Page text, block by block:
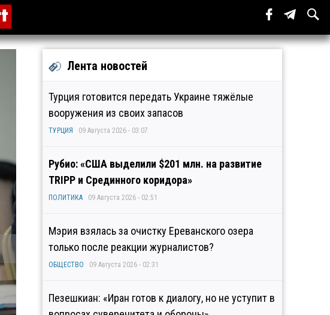
Лента новостей
Турция готовится передать Украине тяжёлые
вооружения из своих запасов
ТУРЦИЯ 09 Августа 2026 - 03:07
Рубио: «США выделили $201 млн. на развитие
TRIPP и Срединного коридора»
ПОЛИТИКА 09 Августа 2026 - 02:51
Мэрия взялась за очистку Ереванского озера
только после реакции журналистов?
ОБЩЕСТВО 09 Августа 2026 - 02:31
Пезешкиан: «Иран готов к диалогу, но не уступит в